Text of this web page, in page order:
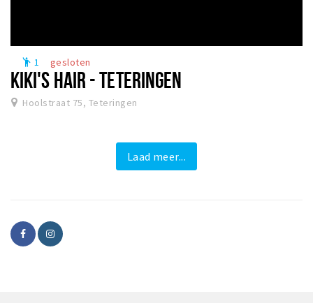
emoji_people 1 gesloten
KIKI'S HAIR - TETERINGEN
Hoolstraat 75, Teteringen
Laad meer...